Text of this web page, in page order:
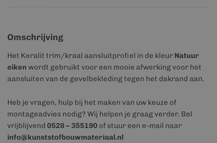
Omschrijving
Het Keralit trim/kraal aansluitprofiel in de kleur Natuur
eiken wordt gebruikt voor een mooie afwerking voor het
aansluiten van de gevelbekleding tegen het dakrand aan.
Heb je vragen, hulp bij het maken van uw keuze of
montageadvies nodig? Wij helpen je graag verder. Bel
vrijblijvend 0528 – 355190 of stuur een e-mail naar
info@kunststofbouwmateriaal.nl